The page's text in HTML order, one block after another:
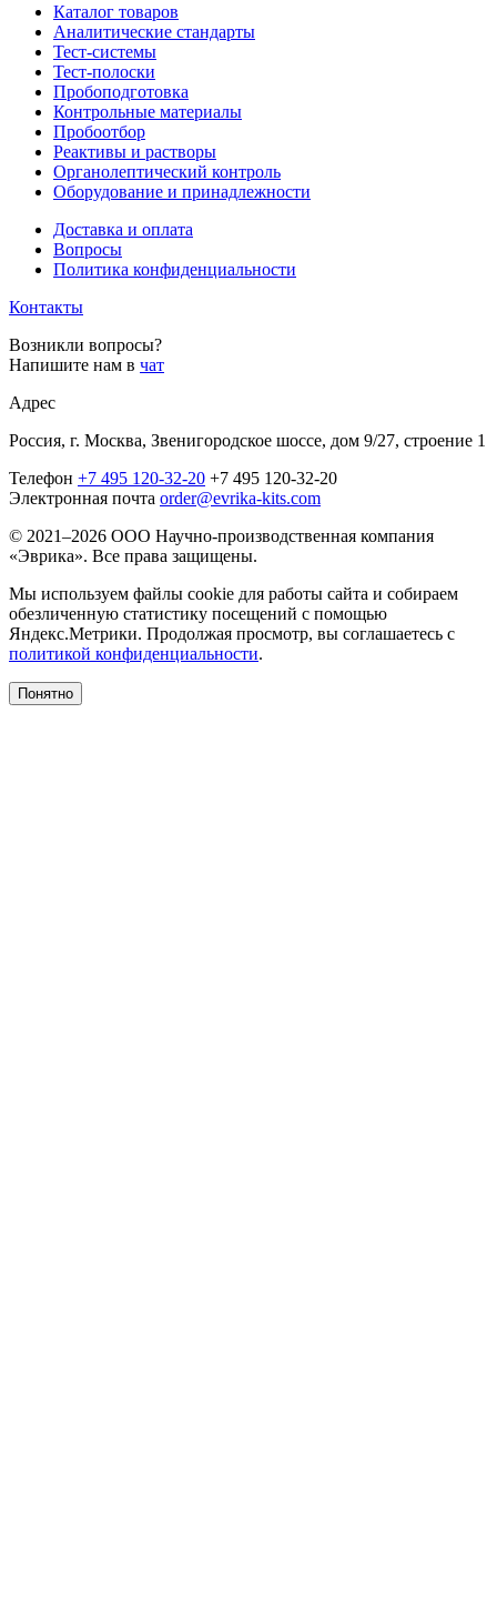
Каталог товаров
Аналитические стандарты
Тест-системы
Тест-полоски
Пробоподготовка
Контрольные материалы
Пробоотбор
Реактивы и растворы
Органолептический контроль
Оборудование и принадлежности
Доставка и оплата
Вопросы
Политика конфиденциальности
Контакты
Возникли вопросы?
Напишите нам в чат
Адрес
Россия, г. Москва, Звенигородское шоссе, дом 9/27, строение 1
Телефон +7 495 120-32-20 +7 495 120-32-20
Электронная почта order@evrika-kits.com
© 2021–2026 ООО Научно-производственная компания
«Эврика». Все права защищены.
Мы используем файлы cookie для работы сайта и собираем
обезличенную статистику посещений с помощью
Яндекс.Метрики. Продолжая просмотр, вы соглашаетесь с
политикой конфиденциальности.
Понятно